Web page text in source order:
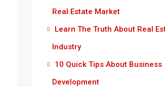
Real Estate Market
Learn The Truth About Real
Industry
10 Quick Tips About Business
Development